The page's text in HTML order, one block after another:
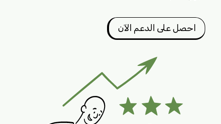
احصل على الدعم الآن